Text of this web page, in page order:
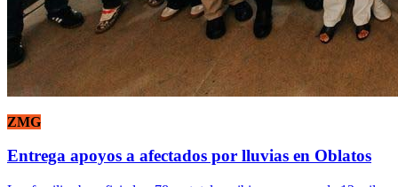
ZMG
Entrega apoyos a afectados por lluvias en Oblatos